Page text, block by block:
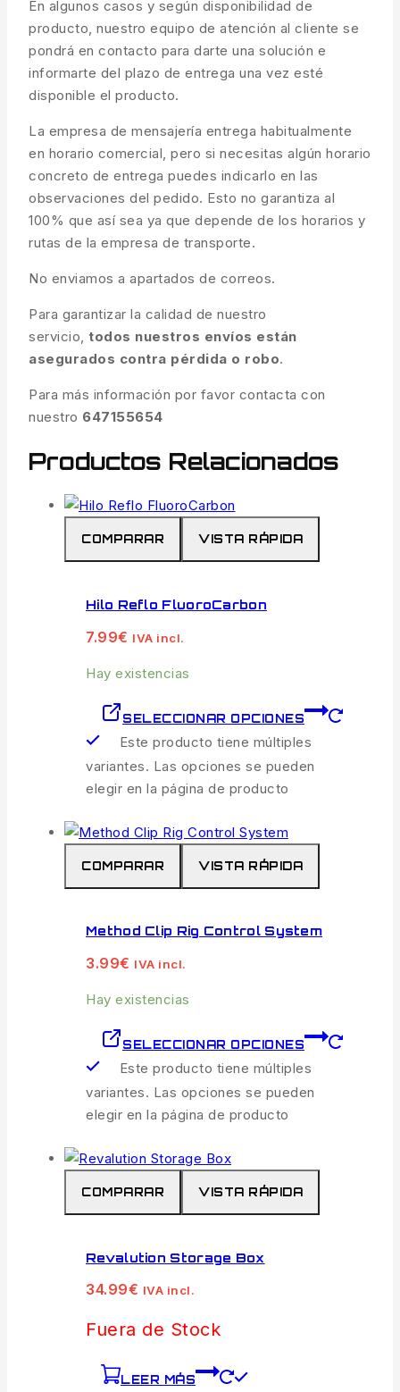
En algunos casos y según disponibilidad de
producto, nuestro equipo de atención al cliente se
pondrá en contacto para darte una solución e
informarte del plazo de entrega una vez esté
disponible el producto.
La empresa de mensajería entrega habitualmente
en horario comercial, pero si necesitas algún horario
concreto de entrega puedes indicarlo en las
observaciones del pedido. Esto no garantiza al
100% que así sea ya que depende de los horarios y
rutas de la empresa de transporte.
No enviamos a apartados de correos.
Para garantizar la calidad de nuestro
servicio, todos nuestros envíos están
asegurados contra pérdida o robo.
Para más información por favor contacta con
nuestro 647155654
Productos Relacionados
COMPARAR VISTA RÁPIDA
Hilo Reflo FluoroCarbon
7.99€ IVA incl.
Hay existencias
SELECCIONAR OPCIONES
Este producto tiene múltiples
variantes. Las opciones se pueden
elegir en la página de producto
COMPARAR VISTA RÁPIDA
Method Clip Rig Control System
3.99€ IVA incl.
Hay existencias
SELECCIONAR OPCIONES
Este producto tiene múltiples
variantes. Las opciones se pueden
elegir en la página de producto
COMPARAR VISTA RÁPIDA
Revalution Storage Box
34.99€ IVA incl.
Fuera de Stock
LEER MÁS